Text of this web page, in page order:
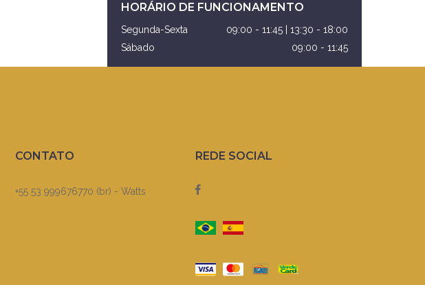
HORÁRIO DE FUNCIONAMENTO
Segunda-Sexta
09:00 - 11:45 | 13:30 - 18:00
Sábado
09:00 - 11:45
CONTATO
+55 53 999676770 (br) - Watts
REDE SOCIAL